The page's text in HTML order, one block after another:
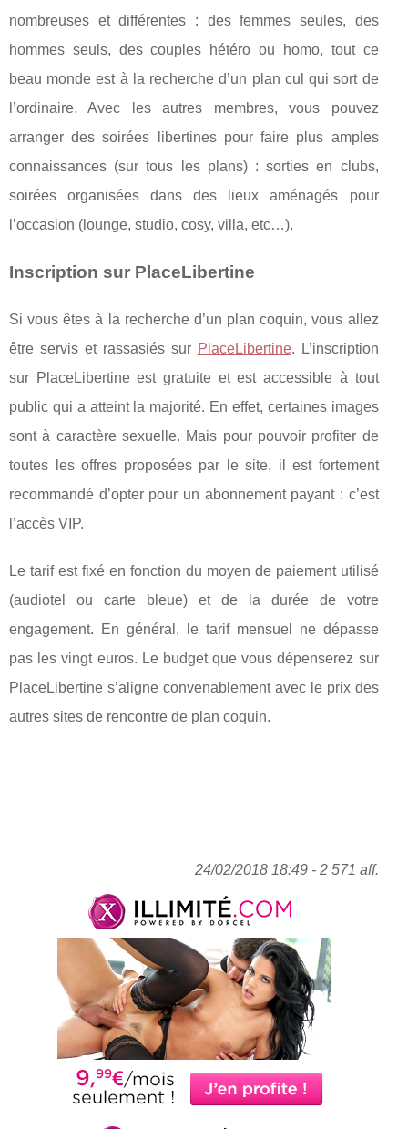
nombreuses et différentes : des femmes seules, des
hommes seuls, des couples hétéro ou homo, tout ce
beau monde est à la recherche d’un plan cul qui sort de
l’ordinaire. Avec les autres membres, vous pouvez
arranger des soirées libertines pour faire plus amples
connaissances (sur tous les plans) : sorties en clubs,
soirées organisées dans des lieux aménagés pour
l’occasion (lounge, studio, cosy, villa, etc…).
Inscription sur PlaceLibertine
Si vous êtes à la recherche d’un plan coquin, vous allez
être servis et rassasiés sur PlaceLibertine. L’inscription
sur PlaceLibertine est gratuite et est accessible à tout
public qui a atteint la majorité. En effet, certaines images
sont à caractère sexuelle. Mais pour pouvoir profiter de
toutes les offres proposées par le site, il est fortement
recommandé d’opter pour un abonnement payant : c’est
l’accès VIP.
Le tarif est fixé en fonction du moyen de paiement utilisé
(audiotel ou carte bleue) et de la durée de votre
engagement. En général, le tarif mensuel ne dépasse
pas les vingt euros. Le budget que vous dépenserez sur
PlaceLibertine s’aligne convenablement avec le prix des
autres sites de rencontre de plan coquin.
24/02/2018 18:49 - 2 571 aff.